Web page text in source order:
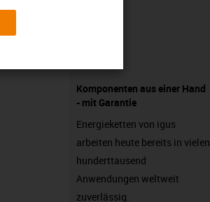
Komponenten aus einer Hand
- mit Garantie
Energieketten von igus
arbeiten heute bereits in vielen
hunderttausend
Anwendungen weltweit
zuverlässig.